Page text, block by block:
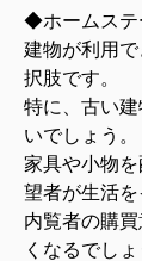
◆ホームステ
建物が利用
択肢です。
特に、古い
いでしょう。
家具や小物
望者が生活を
内覧者の購
くなるでしょ